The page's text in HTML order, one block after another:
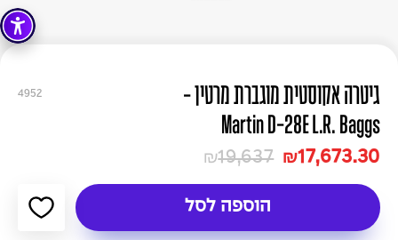
4952
גיטרה אקוסטית מוגברת מרטין -
Martin D-28E L.R. Baggs
₪19,637 ₪17,673.30
הוספה לסל